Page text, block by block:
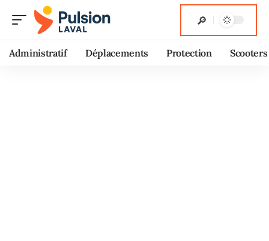
Administratif Déplacements Protection Scooters